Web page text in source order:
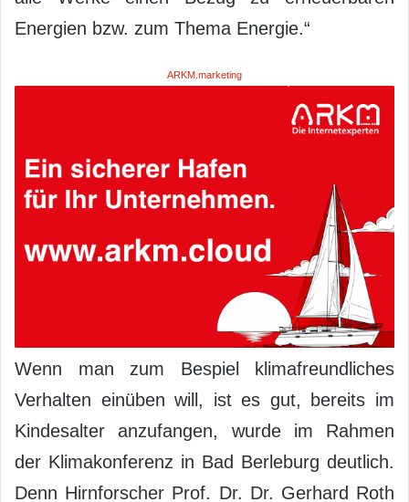
Energien bzw. zum Thema Energie.“
ARKM.marketing
Wenn man zum Bespiel klimafreundliches
Verhalten einüben will, ist es gut, bereits im
Kindesalter anzufangen, wurde im Rahmen
der Klimakonferenz in Bad Berleburg deutlich.
Denn Hirnforscher Prof. Dr. Dr. Gerhard Roth